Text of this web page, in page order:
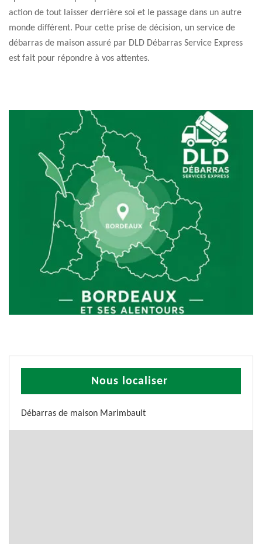
action de tout laisser derrière soi et le passage dans un autre
monde différent. Pour cette prise de décision, un service de
débarras de maison assuré par DLD Débarras Service Express
est fait pour répondre à vos attentes.
Nous localiser
Débarras de maison Marimbault